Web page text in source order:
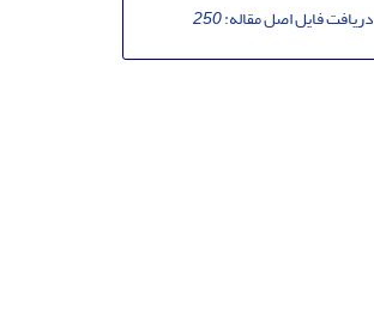
فایل اصل مقاله:250